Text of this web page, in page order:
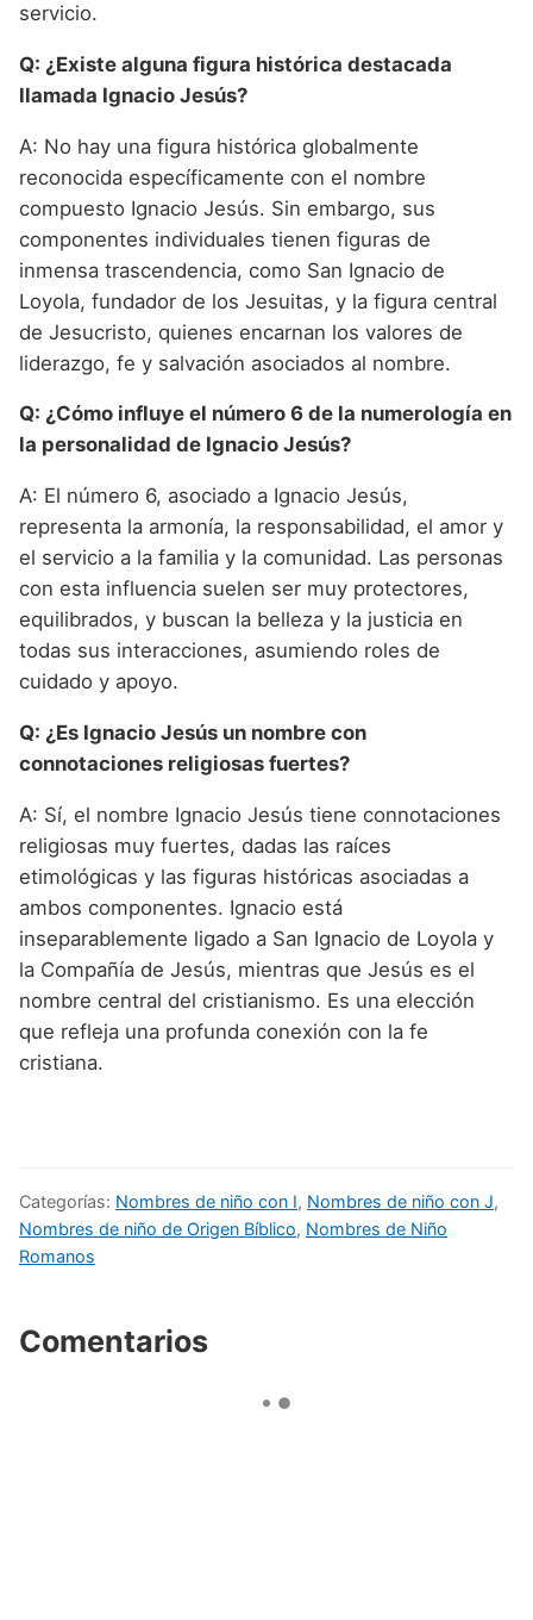
servicio.
Q: ¿Existe alguna figura histórica destacada
llamada Ignacio Jesús?
A: No hay una figura histórica globalmente
reconocida específicamente con el nombre
compuesto Ignacio Jesús. Sin embargo, sus
componentes individuales tienen figuras de
inmensa trascendencia, como San Ignacio de
Loyola, fundador de los Jesuitas, y la figura central
de Jesucristo, quienes encarnan los valores de
liderazgo, fe y salvación asociados al nombre.
Q: ¿Cómo influye el número 6 de la numerología en
la personalidad de Ignacio Jesús?
A: El número 6, asociado a Ignacio Jesús,
representa la armonía, la responsabilidad, el amor y
el servicio a la familia y la comunidad. Las personas
con esta influencia suelen ser muy protectores,
equilibrados, y buscan la belleza y la justicia en
todas sus interacciones, asumiendo roles de
cuidado y apoyo.
Q: ¿Es Ignacio Jesús un nombre con
connotaciones religiosas fuertes?
A: Sí, el nombre Ignacio Jesús tiene connotaciones
religiosas muy fuertes, dadas las raíces
etimológicas y las figuras históricas asociadas a
ambos componentes. Ignacio está
inseparablemente ligado a San Ignacio de Loyola y
la Compañía de Jesús, mientras que Jesús es el
nombre central del cristianismo. Es una elección
que refleja una profunda conexión con la fe
cristiana.
Categorías: Nombres de niño con I, Nombres de niño con J,
Nombres de niño de Origen Bíblico, Nombres de Niño
Romanos
Comentarios